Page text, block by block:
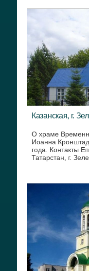
Казанская, г.
О храме
Иоанна
года. Контакты
Татарстан, г.